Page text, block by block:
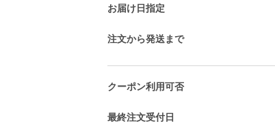
お届け日指定
注文から発送まで
クーポン利用可否
最終注文受付日